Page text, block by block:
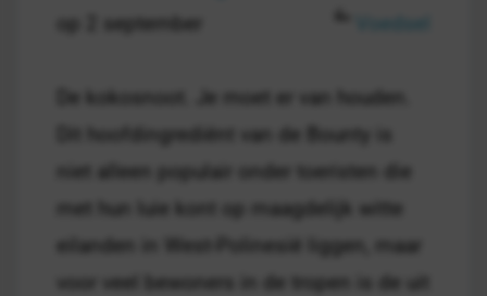
op 2 september
De kokosnoot. Je moet er van houden.
Dit hoofdingrediënt van de Bounty is
niet alleen populair onder toeristen die
met hun luie kont op maagdelijk witte
eilanden in West-Polinesië liggen, maar
voor veel bewoners in de tropen is de uit